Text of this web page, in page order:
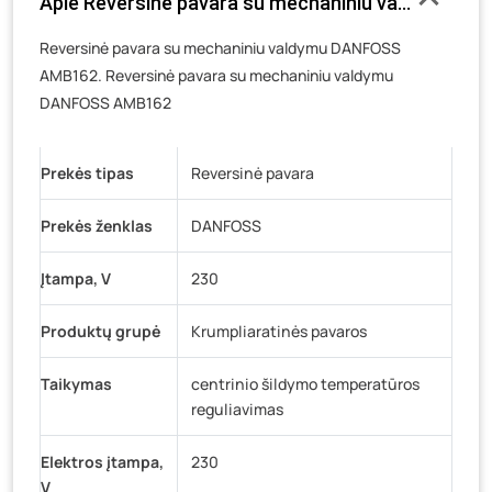
Veteranų g. 11, Visaginas - 0 vienetų
Baravykų g. 1, Druskininkai - 0 vienetų
Vilniaus g. 89D, Ukmergė - 0 vienetų
Šaltupės g. 64, Zarasai
Reversinė pavara su mechaniniu valdymu DANFOSS
AMB162. Reversinė pavara su mechaniniu valdymu
DANFOSS AMB162
Prekės tipas Reversinė pavara
Prekės ženklas DANFOSS
Įtampa, V 230
Produktų grupė Krumpliaratinės pavaros
Taikymas
centrinio šildymo temperatūros
reguliavimas
Elektros įtampa,
V
230